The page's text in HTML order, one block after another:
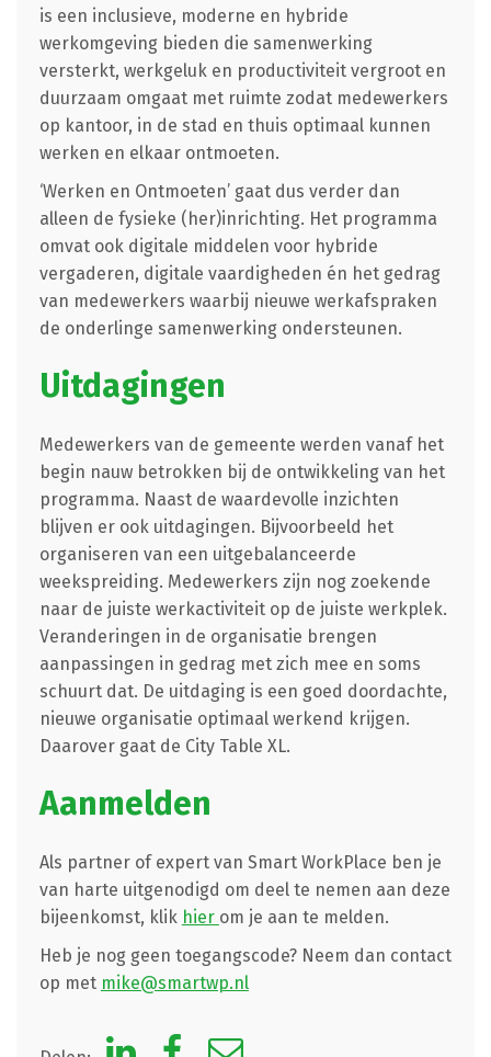
is een inclusieve, moderne en hybride
werkomgeving bieden die samenwerking
versterkt, werkgeluk en productiviteit vergroot en
duurzaam omgaat met ruimte zodat medewerkers
op kantoor, in de stad en thuis optimaal kunnen
werken en elkaar ontmoeten.
‘Werken en Ontmoeten’ gaat dus verder dan
alleen de fysieke (her)inrichting. Het programma
omvat ook digitale middelen voor hybride
vergaderen, digitale vaardigheden én het gedrag
van medewerkers waarbij nieuwe werkafspraken
de onderlinge samenwerking ondersteunen.
Uitdagingen
Medewerkers van de gemeente werden vanaf het
begin nauw betrokken bij de ontwikkeling van het
programma. Naast de waardevolle inzichten
blijven er ook uitdagingen. Bijvoorbeeld het
organiseren van een uitgebalanceerde
weekspreiding. Medewerkers zijn nog zoekende
naar de juiste werkactiviteit op de juiste werkplek.
Veranderingen in de organisatie brengen
aanpassingen in gedrag met zich mee en soms
schuurt dat. De uitdaging is een goed doordachte,
nieuwe organisatie optimaal werkend krijgen.
Daarover gaat de City Table XL.
Aanmelden
Als partner of expert van Smart WorkPlace ben je
van harte uitgenodigd om deel te nemen aan deze
bijeenkomst, klik hier om je aan te melden.
Heb je nog geen toegangscode? Neem dan contact
op met mike@smartwp.nl